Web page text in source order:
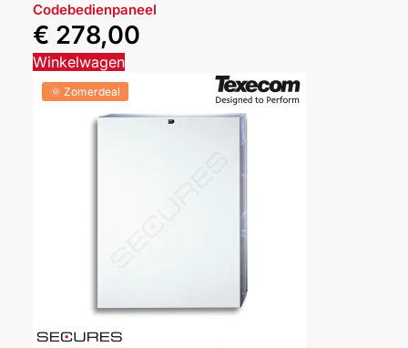
Codebedienpaneel
€ 278,00
Winkelwagen
🌞 Zomerdeal